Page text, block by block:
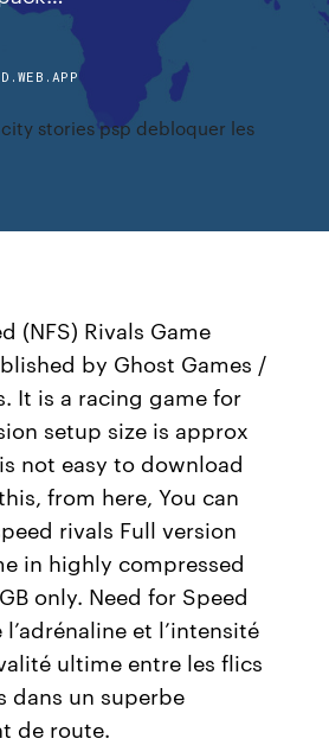
stories psp debloquer les
(NFS) Rivals Game
by Ghost Games /
It is a racing game for
setup size is approx
not easy to download
from here, You can
rivals Full version
in highly compressed
only. Need for Speed
et l’intensité
ultime entre les flics
dans un superbe
de route.